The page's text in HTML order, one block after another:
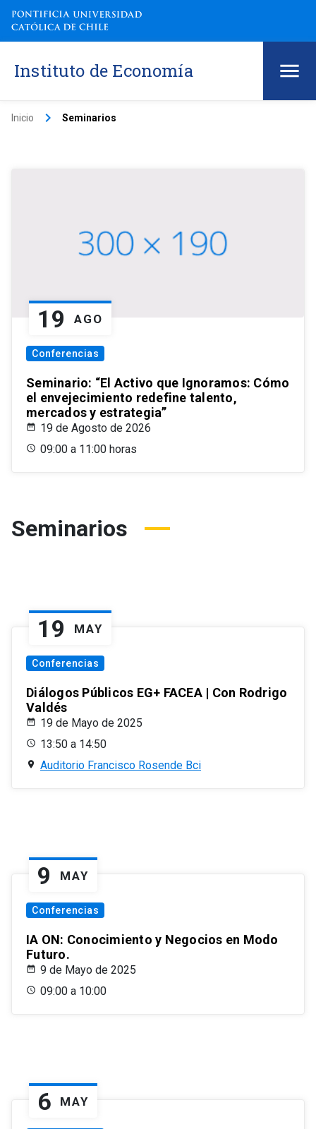
Instituto de Economía
Inicio keyboard_arrow_right Seminarios
19 AGO
Conferencias
Seminario: “El Activo que Ignoramos: Cómo
el envejecimiento redefine talento,
mercados y estrategia”
19 de Agosto de 2026
09:00 a 11:00 horas
Seminarios
19 MAY
Conferencias
Diálogos Públicos EG+ FACEA | Con Rodrigo
Valdés
19 de Mayo de 2025
13:50 a 14:50
Auditorio Francisco Rosende Bci
9 MAY
Conferencias
IA ON: Conocimiento y Negocios en Modo
Futuro.
9 de Mayo de 2025
09:00 a 10:00
6 MAY